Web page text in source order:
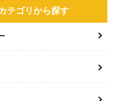
テゴリから探す